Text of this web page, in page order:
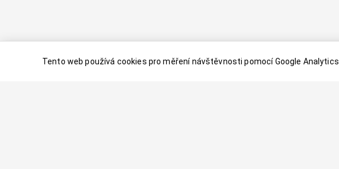
Tento web používá cookies pro měření návštěvnosti pomocí Google Analytics.